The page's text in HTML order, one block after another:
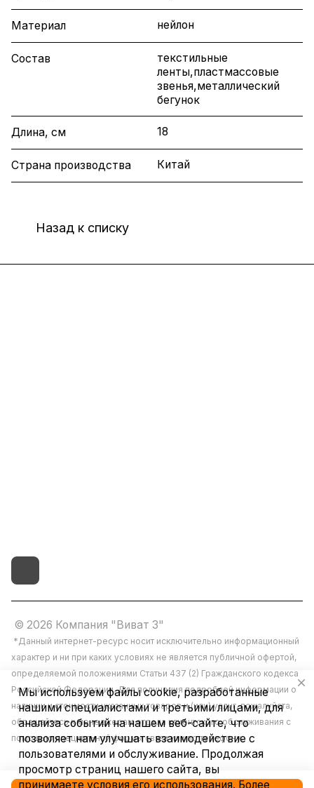
Материал нейлон
Состав
текстильные
ленты,пластмассовые
звенья,металлический
бегунок
Длина, см 18
Страна производства Китай
Назад к списку
© 2026 Компания "Виват 3"
*Данный интернет-ресурс носит исключительно информационный
характер и ни при каких условиях не является публичной офертой,
определяемой положениями Статьи 437 (2) Гражданского кодекса
Российской Федерации. Для получения подробной информации о
наличии и стоимости указанных товаров и (или) услуг, пожалуйста,
обращайтесь к менеджерам отдела клиентского обслуживания с
помощью специальной формы связи или по телефону.
Мы используем файлы cookie, разработанные
нашими специалистами и третьими лицами, для
анализа событий на нашем веб-сайте, что
позволяет нам улучшать взаимодействие с
пользователями и обслуживание. Продолжая
просмотр страниц нашего сайта, вы
принимаете условия его использования. Более